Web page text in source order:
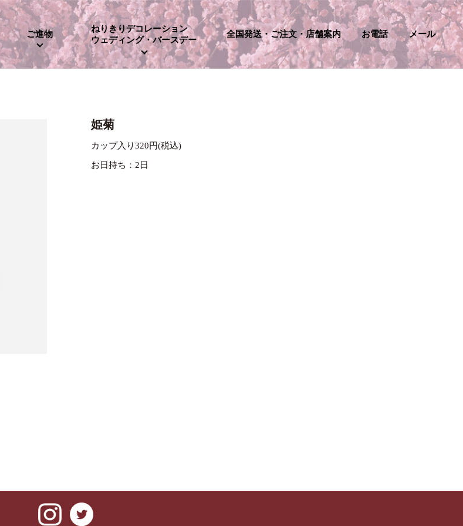
ご進物
ねりきりデコレーション
ウェディング・バースデー
全国発送・ご注文・店舗案内 お電話 メール
姫菊
カップ入り320円(税込)
お日持ち：2日